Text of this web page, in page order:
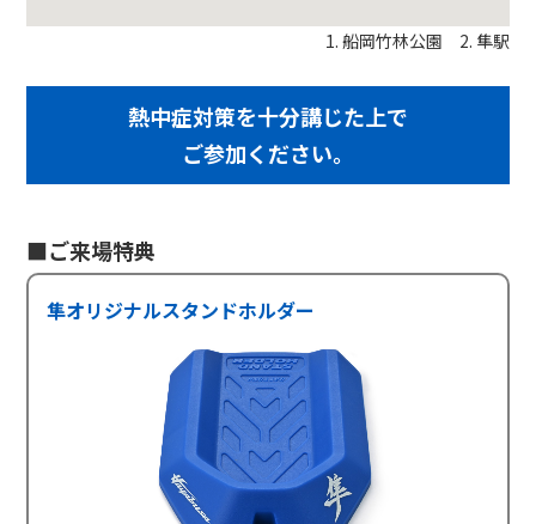
1. 船岡竹林公園 2. 隼駅
熱中症対策を十分講じた上で
ご参加ください。
■ご来場特典
隼オリジナルスタンドホルダー